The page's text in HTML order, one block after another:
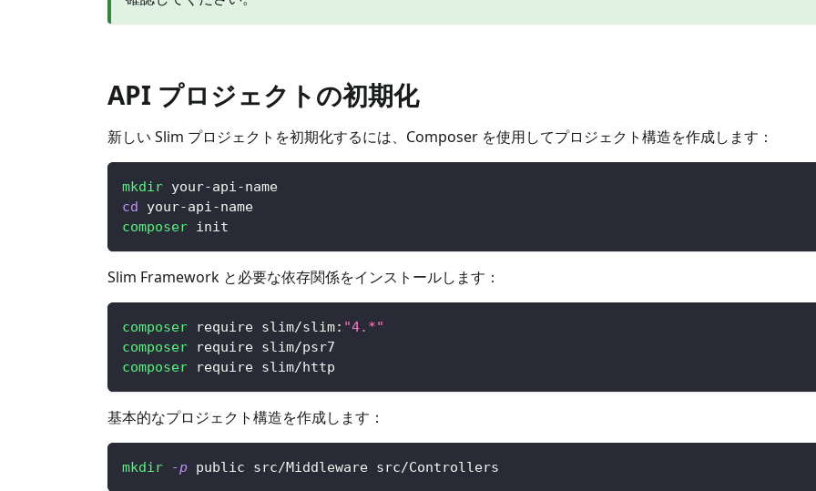
API プロジェクトの初期化
新しい Slim プロジェクトを初期化するには、Composer を使用してプロジェクト構造を作成します：
mkdir your-api-name
cd your-api-name
composer init
Slim Framework と必要な依存関係をインストールします：
composer require slim/slim: "4.*"
composer require slim/psr7
composer require slim/http
基本的なプロジェクト構造を作成します：
mkdir -p public src/Middleware src/Controllers